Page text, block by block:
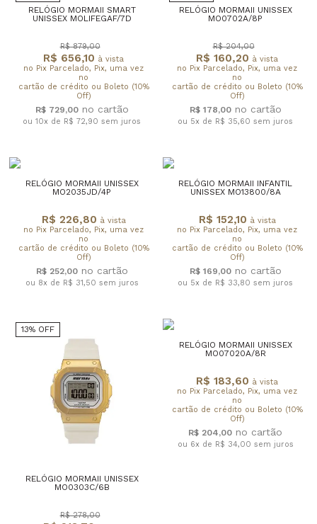
RELÓGIO MORMAII SMART
UNISSEX MOLIFEGAF/7D
R$ 656,10 à vista
no Pix Parcelado, Pix, uma vez
no
cartão de crédito ou Boleto (10%
Off)
R$ 879,00
R$ 729,00
ou 10x de R$ 72,90 sem juros
RELÓGIO MORMAII UNISSEX
MO0702A/8P
R$ 160,20 à vista
no Pix Parcelado, Pix, uma vez
no
cartão de crédito ou Boleto (10%
Off)
R$ 204,00
R$ 178,00
ou 5x de R$ 35,60 sem juros
RELÓGIO MORMAII UNISSEX
MO2035JD/4P
R$ 226,80 à vista
no Pix Parcelado, Pix, uma vez
no
cartão de crédito ou Boleto (10%
Off)
R$ 252,00
ou 8x de R$ 31,50 sem juros
RELÓGIO MORMAII INFANTIL
UNISSEX MO13800/8A
R$ 152,10 à vista
no Pix Parcelado, Pix, uma vez
no
cartão de crédito ou Boleto (10%
Off)
R$ 169,00
ou 5x de R$ 33,80 sem juros
13% OFF
RELÓGIO MORMAII UNISSEX
MO0303C/6B
R$ 278,00
RELÓGIO MORMAII UNISSEX
MO07020A/8R
R$ 183,60 à vista
no Pix Parcelado, Pix, uma vez
no
cartão de crédito ou Boleto (10%
Off)
R$ 204,00
ou 6x de R$ 34,00 sem juros